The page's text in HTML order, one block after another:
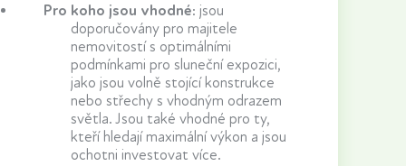
Pro koho jsou vhodné: jsou
doporučovány pro majitele
nemovitostí s optimálními
podmínkami pro sluneční expozici,
jako jsou volně stojící konstrukce
nebo střechy s vhodným odrazem
světla. Jsou také vhodné pro ty,
kteří hledají maximální výkon a jsou
ochotni investovat více.